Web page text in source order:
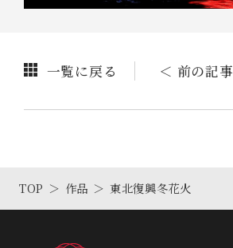
＜ 前の記事
一覧に戻る
TOP 作品 東北復興冬花火